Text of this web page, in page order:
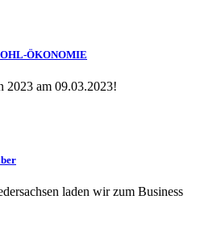
ÖKONOMIE
2023 am 09.03.2023!
laden wir zum Business